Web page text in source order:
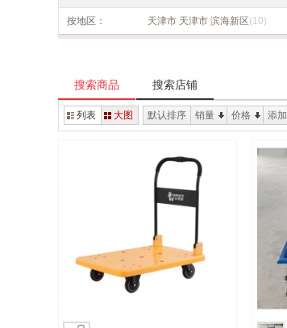
特价：¥304.76
查看详情
按地区： 天津市 天津市 滨海新区(10)
搜索商品 搜索店铺
列表 大图 默认排序 销量 价格 添